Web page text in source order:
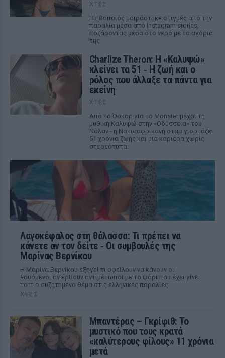
ΧΤΕΣ
Η ηθοποιός μοιράστηκε στιγμές από την
παραλία μέσα από Instagram stories,
ποζάροντας μέσα στο νερό με τα αγόρια
της
Charlize Theron: Η «Καλυψώ»
κλείνει τα 51 ‑ H ζωή και ο
ρόλος που άλλαξε τα πάντα για
εκείνη
ΧΤΕΣ
Από το Όσκαρ για το Monster μέχρι τη
μυθική Καλυψώ στην «Οδύσσεια» του
Νόλαν - η Νοτιοαφρικανή σταρ γιορτάζει
51 χρόνια ζωής και μια καριέρα χωρίς
στερεότυπα.
Λαγοκέφαλος στη θάλασσα: Τι πρέπει να
κάνετε αν τον δείτε ‑ Οι συμβουλές της
Μαρίνας Βερνίκου
Η Μαρίνα Βερνίκου εξηγεί τι οφείλουν να κάνουν οι
λουόμενοι αν έρθουν αντιμέτωποι με το ψάρι που έχει γίνει
το πιο συζητημένο θέμα στις ελληνικές παραλίες
ΧΤΕΣ
Μπαντέρας – Γκρίφιθ: Το
μυστικό που τους κρατά
«καλύτερους φίλους» 11 χρόνια
μετά